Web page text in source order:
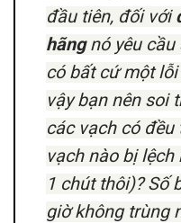
đầu tiên, đối với
hãngnó yêu cầu
có bất cứ một
vậy bạn nên soi
các vạch có đều
vạch nào bị
1 chút thôi)? Số
giờ không trùng